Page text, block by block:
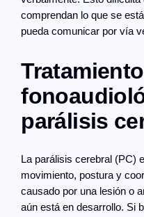
comprendan lo que se
pueda comunicar por vía
parálisis
La parálisis cerebral (PC)
movimiento, postura y
causado por una lesión o
aún está en desarrollo. Si